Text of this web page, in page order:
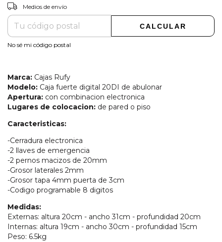
Entregas para el CP:
Medios de envío
CALCULAR
No sé mi código postal
Marca: Cajas Rufy
Modelo: Caja fuerte digital 20DI de abulonar
Apertura: con combinacion electronica
Lugares de colocacion: de pared o piso
Caracteristicas:
-Cerradura electronica
-2 llaves de emergencia
-2 pernos macizos de 20mm
-Grosor laterales 2mm
-Grosor tapa 4mm puerta de 3cm
-Codigo programable 8 digitos
Medidas:
Externas: altura 20cm - ancho 31cm - profundidad 20cm
Internas: altura 19cm - ancho 30cm - profundidad 15cm
Peso: 6.5kg